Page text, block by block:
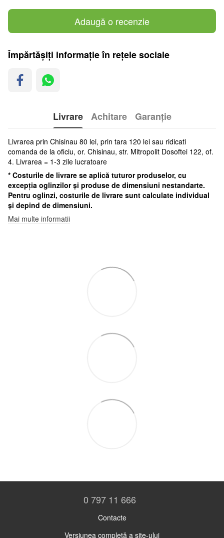
Adaugă o recenzie
Împărtășiți informație în rețele sociale
Livrare Achitare Garanție
Livrarea prin Chisinau 80 lei, prin tara 120 lei sau ridicati
comanda de la oficiu, or. Chisinau, str. Mitropolit Dosoftei 122, of.
4. Livrarea = 1-3 zile lucratoare
* Costurile de livrare se aplică tuturor produselor, cu
excepția oglinzilor și produse de dimensiuni nestandarte.
Pentru oglinzi, costurile de livrare sunt calculate individual
și depind de dimensiuni.
Mai multe informatii
0 797 11 666
Contacte
Versiunea completă a site-ului